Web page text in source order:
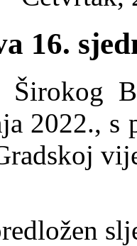
16.
Širokog
2022., s